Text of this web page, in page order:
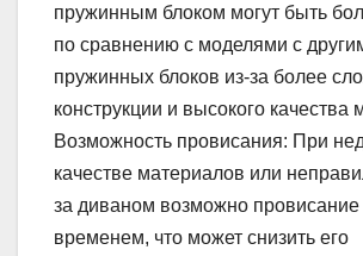
пружинным блоком могут быть
по сравнению с моделями с
пружинных блоков из-за более
конструкции и высокого качества
Возможность провисания: При
качестве материалов или
за диваном возможно провисание
временем, что может снизить его